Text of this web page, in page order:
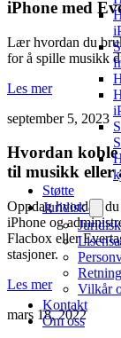
Støtte
Juridisk
Vilkår
Kontakt
Om oss
iPhone med
Lær hvordan du
for å spille musikk
Les mer
september 5, 2023
Hvordan koble
til musikk eller
Oppdag hvordan
iPhone og
Flacbox eller
stasjoner.
Les mer
mars 18, 2022